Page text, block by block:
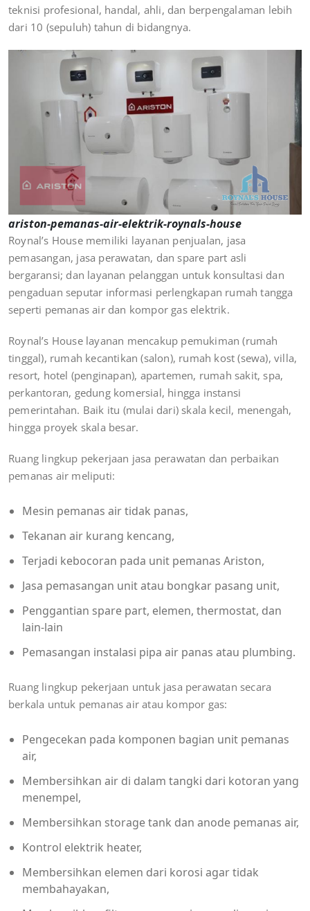
teknisi profesional, handal, ahli, dan berpengalaman lebih
dari 10 (sepuluh) tahun di bidangnya.
ariston-pemanas-air-elektrik-roynals-house
Roynal’s House memiliki layanan penjualan, jasa
pemasangan, jasa perawatan, dan spare part asli
bergaransi; dan layanan pelanggan untuk konsultasi dan
pengaduan seputar informasi perlengkapan rumah tangga
seperti pemanas air dan kompor gas elektrik.
Roynal’s House layanan mencakup pemukiman (rumah
tinggal), rumah kecantikan (salon), rumah kost (sewa), villa,
resort, hotel (penginapan), apartemen, rumah sakit, spa,
perkantoran, gedung komersial, hingga instansi
pemerintahan. Baik itu (mulai dari) skala kecil, menengah,
hingga proyek skala besar.
Ruang lingkup pekerjaan jasa perawatan dan perbaikan
pemanas air meliputi:
Mesin pemanas air tidak panas,
Tekanan air kurang kencang,
Terjadi kebocoran pada unit pemanas Ariston,
Jasa pemasangan unit atau bongkar pasang unit,
Penggantian spare part, elemen, thermostat, dan
lain-lain
Pemasangan instalasi pipa air panas atau plumbing.
Ruang lingkup pekerjaan untuk jasa perawatan secara
berkala untuk pemanas air atau kompor gas:
Pengecekan pada komponen bagian unit pemanas
air,
Membersihkan air di dalam tangki dari kotoran yang
menempel,
Membersihkan storage tank dan anode pemanas air,
Kontrol elektrik heater,
Membersihkan elemen dari korosi agar tidak
membahayakan,